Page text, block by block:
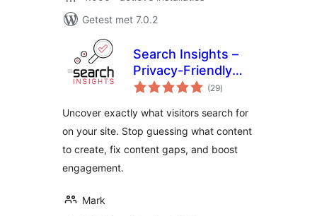
Getest met 7.0.2
Search Insights –
Privacy-Friendly
Search Analytics
(29totaal
waarderingen
)
Uncover exactly what visitors search for
on your site. Stop guessing what content
to create, fix content gaps, and boost
engagement.
Mark